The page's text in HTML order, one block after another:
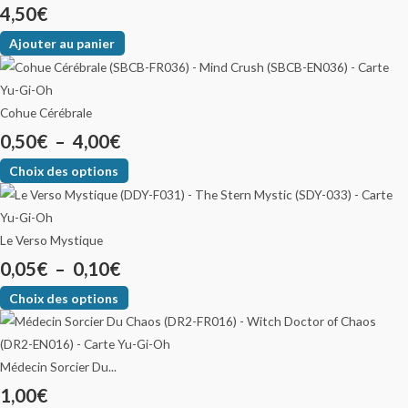
4,50€
Ajouter au panier
Cohue Cérébrale
0,50€ – 4,00€
Choix des options
Le Verso Mystique
0,05€ – 0,10€
Choix des options
Médecin Sorcier Du...
1,00€